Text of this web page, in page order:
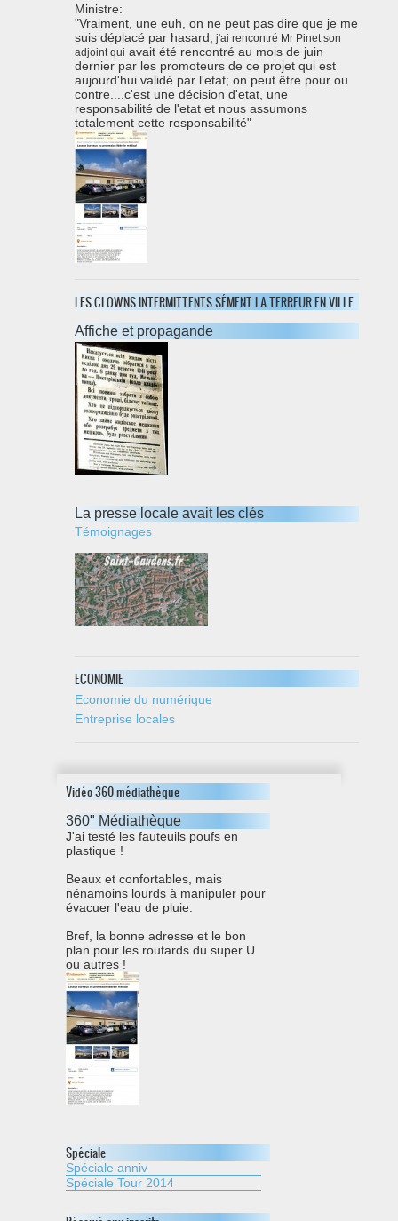
Ministre:
"Vraiment, une euh, on ne peut pas dire que je me
suis déplacé par hasard, j'ai rencontré Mr Pinet son
adjoint qui avait été rencontré au mois de juin
dernier par les promoteurs de ce projet qui est
aujourd'hui validé par l'etat; on peut être pour ou
contre....c'est une décision d'etat, une
responsabilité de l'etat et nous assumons
totalement cette responsabilité"
LES CLOWNS INTERMITTENTS SÉMENT LA TERREUR EN VILLE
Affiche et propagande
La presse locale avait les clés
Témoignages
ECONOMIE
Economie du numérique
Entreprise locales
Vidéo 360 médiathèque
360" Médiathèque
J'ai testé les fauteuils poufs en
plastique !
Beaux et confortables, mais
nénamoins lourds à manipuler pour
évacuer l'eau de pluie.
Bref, la bonne adresse et le bon
plan pour les routards du super U
ou autres !
Spéciale
Spéciale anniv
Spéciale Tour 2014